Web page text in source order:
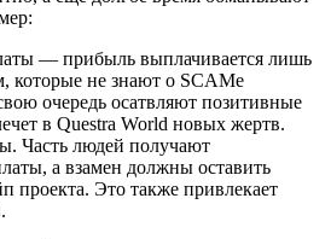
— прибыль выплачивается лишь
которые не знают о SCAMe
очередь осатвляют позитивные
в Questra World новых жертв.
Часть людей получают
а взамен должны оставить
проекта. Это также привлекает